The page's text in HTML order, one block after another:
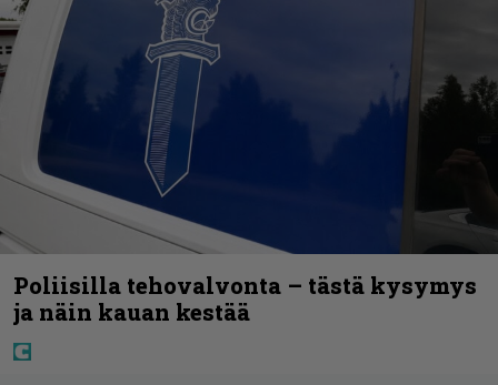
Poliisilla tehovalvonta – tästä kysymys
ja näin kauan kestää